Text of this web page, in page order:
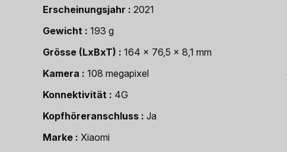
Erscheinungsjahr
2021
Gewicht
193 g
Grösse (LxBxT)
164 x 76,5 x 8,1 mm
Kamera
108 megapixel
Konnektivität
4G
Kopfhöreranschluss
Ja
Marke
Xiaomi